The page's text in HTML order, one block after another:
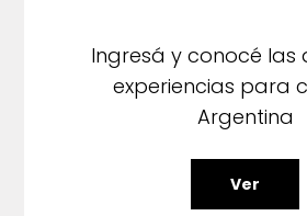
Ingresá y conocé las
experiencias para
Argentina
Ver